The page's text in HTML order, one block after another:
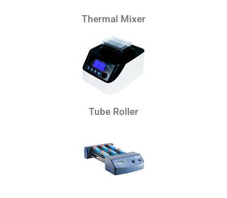
Thermal Mixer
Tube Roller